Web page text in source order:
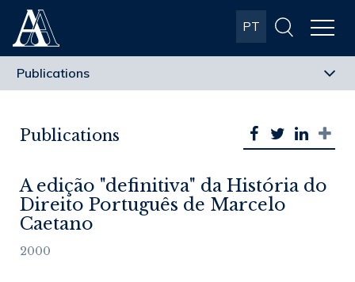
Albuquerque
& Almeida
PT
Publications
A edição "definitiva" da História do
Direito Português de Marcelo
Caetano
2000